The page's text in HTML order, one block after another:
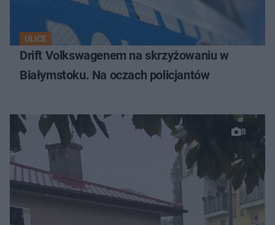
ULICE
Drift Volkswagenem na skrzyżowaniu w
Białymstoku. Na oczach policjantów
8